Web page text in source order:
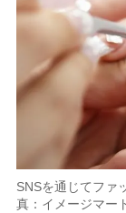
SNSを通じてファ
真：イメージマー